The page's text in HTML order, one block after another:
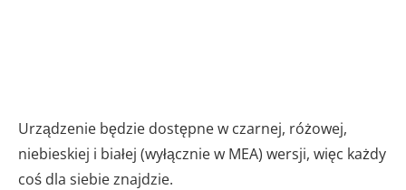
Urządzenie będzie dostępne w czarnej, różowej,
niebieskiej i białej (wyłącznie w MEA) wersji, więc każdy
coś dla siebie znajdzie.